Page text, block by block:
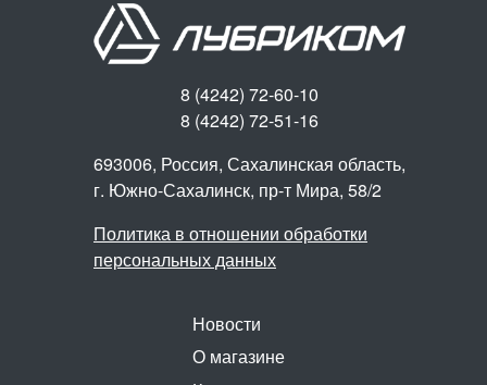
8 (4242) 72-60-10
8 (4242) 72-51-16
693006, Россия, Сахалинская область,
г. Южно-Сахалинск, пр-т Мира, 58/2
Политика в отношении обработки
персональных данных
Новости
О магазине